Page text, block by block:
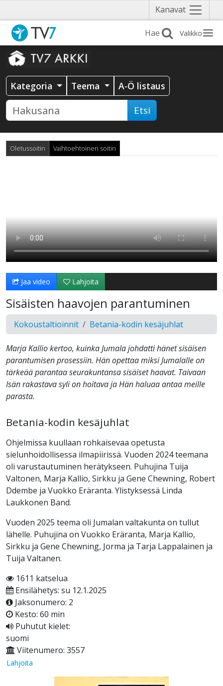
Kanavat Näytä
valikko
Valikko
Kategoria Teema A-Ö listaus
Etsi
Oletussoitin Vaihtoehtoinen soitin
Jaa video Lahjoita
Sisäisten haavojen parantuminen
Kokoustaltioinnit Betania-kodin kesäjuhlat
Marja Kallio kertoo, kuinka Jumala johdatti hänet sisäisen
parantumisen prosessiin. Hän opettaa miksi Jumalalle on
tärkeää parantaa seurakuntansa sisäiset haavat. Taivaan
Isän rakastava syli on hoitava ja Hän haluaa antaa meille
parasta.
Betania-kodin kesäjuhlat
Ohjelmissa kuullaan rohkaisevaa opetusta
sielunhoidollisessa ilmapiirissä. Vuoden 2024 teemana
oli varustautuminen herätykseen. Puhujina Tuija
Valtonen, Marja Kallio, Sirkku ja Gene Chewning, Robert
Ddembe ja Vuokko Eräranta. Ylistyksessä Linda
Laukkonen Band.
Vuoden 2025 teema oli Jumalan valtakunta on tullut
lähelle. Puhujina on Vuokko Eräranta, Marja Kallio,
Sirkku ja Gene Chewning, Jorma ja Tarja Lappalainen ja
Tuija Valtanen.
1611 katselua
Ensilähetys: su 12.1.2025
Jaksonumero: 2
Kesto: 60 min
Puhutut kielet:
suomi
Viitenumero: 3557
Lahjoita